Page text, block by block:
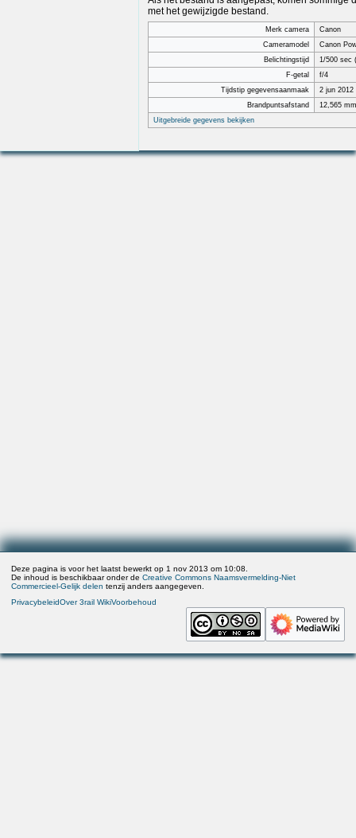
met het gewijzigde bestand.
Merk camera
Canon
Cameramodel
Canon
Belichtingstijd
1/500 sec
F-getal
f/4
Tijdstip gegevensaanmaak
2 jun 2012
Brandpuntsafstand
12,565 mm
Uitgebreide gegevens bekijken
Deze pagina is voor het laatst bewerkt op 1 nov 2013 om 10:08.
De inhoud is beschikbaar onder deCreative Commons Naamsvermelding-Niet
Commercieel-Gelijk delen tenzij anders aangegeven.
PrivacybeleidOver 3rail WikiVoorbehoud